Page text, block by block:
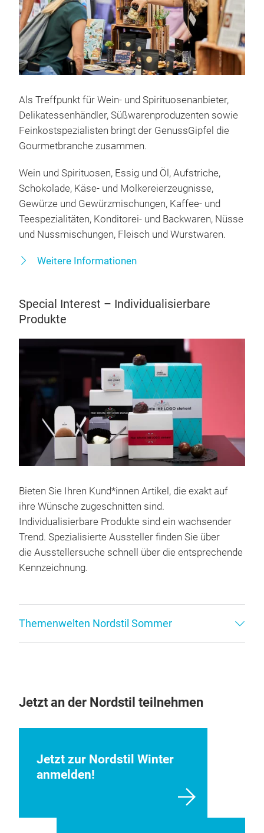
Als Treffpunkt für Wein- und Spirituosenanbieter,
Delikatessenhändler, Süßwarenproduzenten sowie
Feinkostspezialisten bringt der GenussGipfel die
Gourmetbranche zusammen.
Wein und Spirituosen, Essig und Öl, Aufstriche,
Schokolade, Käse- und Molkereierzeugnisse,
Gewürze und Gewürzmischungen, Kaffee- und
Teespezialitäten, Konditorei- und Backwaren, Nüsse
und Nussmischungen, Fleisch und Wurstwaren.
Weitere Informationen
Special Interest – Individualisierbare
Produkte
Bieten Sie Ihren Kund*innen Artikel, die exakt auf
ihre Wünsche zugeschnitten sind.
Individualisierbare Produkte sind ein wachsender
Trend. Spezialisierte Aussteller finden Sie über
die Ausstellersuche schnell über die entsprechende
Kennzeichnung.
Themenwelten Nordstil Sommer
Jetzt an der Nordstil teilnehmen
Jetzt zur Nordstil Winter
anmelden!